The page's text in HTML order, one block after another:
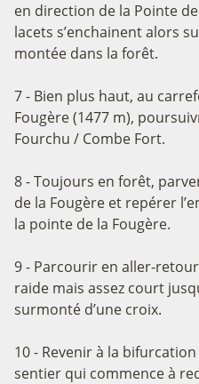
en direction de la Pointe
lacets s’enchainent alors
montée dans la forêt.
7 - Bien plus haut, au
Fougère (1477 m),
Fourchu / Combe Fort.
8 - Toujours en forêt,
de la Fougère et repérer
la pointe de la Fougère.
9 - Parcourir en aller-
raide mais assez court
surmonté d’une croix.
10 - Revenir à la
sentier qui commence à